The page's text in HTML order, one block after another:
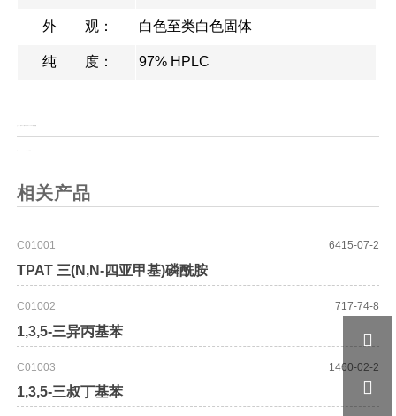
外 观： 白色至类白色固体
纯 度： 97% HPLC
相关产品
C01001
TPAT 三(N,N-四亚甲基)磷酰胺
6415-07-2
C01002
1,3,5-三异丙基苯
717-74-8
C01003
1,3,5-三叔丁基苯
1460-02-2

